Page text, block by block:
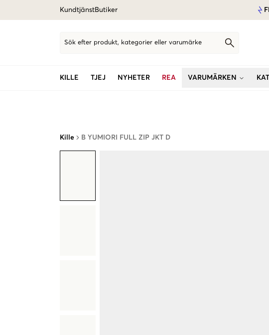
KundtjänstButiker
Sök efter produkt, kategorier eller varumärke
KILLE TJEJ NYHETER REA VARUMÄRKEN
Kille B YUMIORI FULL ZIP JKT D